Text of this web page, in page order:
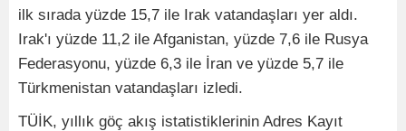
ilk sırada yüzde 15,7 ile Irak vatandaşları yer aldı.
Irak'ı yüzde 11,2 ile Afganistan, yüzde 7,6 ile Rusya
Federasyonu, yüzde 6,3 ile İran ve yüzde 5,7 ile
Türkmenistan vatandaşları izledi.
TÜİK, yıllık göç akış istatistiklerinin Adres Kayıt